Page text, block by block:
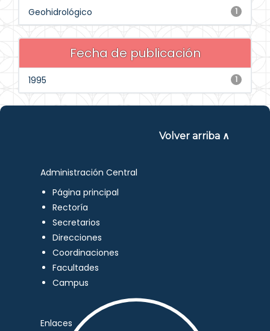
1
Geohidrológico
Fecha de publicación
1
1995
Volver arriba ∧
Administración Central
Página principal
Rectoría
Secretarios
Direcciones
Coordinaciones
Facultades
Campus
Enlaces